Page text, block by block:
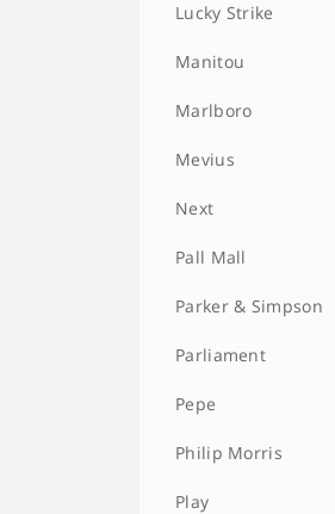
Lucky Strike
Manitou
Marlboro
Mevius
Next
Pall Mall
Parker & Simpson
Parliament
Pepe
Philip Morris
Play